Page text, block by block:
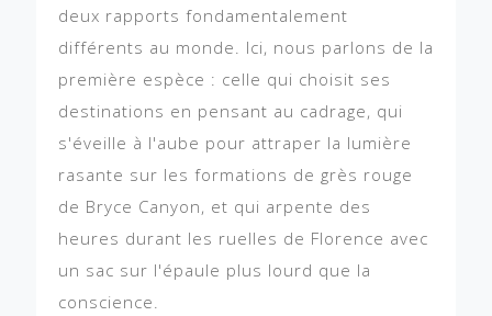
deux rapports fondamentalement
différents au monde. Ici, nous parlons de la
première espèce : celle qui choisit ses
destinations en pensant au cadrage, qui
s'éveille à l'aube pour attraper la lumière
rasante sur les formations de grès rouge
de Bryce Canyon, et qui arpente des
heures durant les ruelles de Florence avec
un sac sur l'épaule plus lourd que la
conscience.